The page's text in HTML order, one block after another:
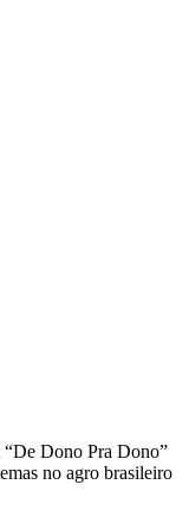
Dono Pra Dono”
no agro brasileiro